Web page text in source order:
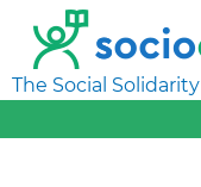
The Social